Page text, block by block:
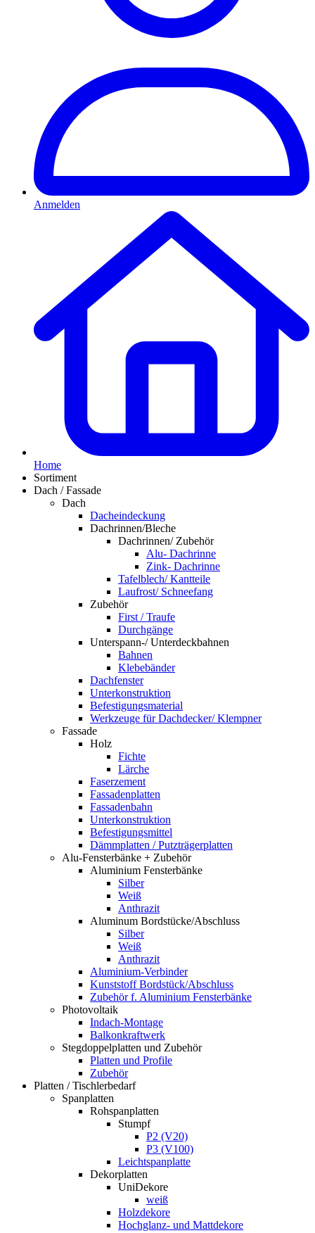
Anmelden
Home
Sortiment
Dach / Fassade
Dach
Dacheindeckung
Dachrinnen/Bleche
Dachrinnen/ Zubehör
Alu- Dachrinne
Zink- Dachrinne
Tafelblech/ Kantteile
Laufrost/ Schneefang
Zubehör
First / Traufe
Durchgänge
Unterspann-/ Unterdeckbahnen
Bahnen
Klebebänder
Dachfenster
Unterkonstruktion
Befestigungsmaterial
Werkzeuge für Dachdecker/ Klempner
Fassade
Holz
Fichte
Lärche
Faserzement
Fassadenplatten
Fassadenbahn
Unterkonstruktion
Befestigungsmittel
Dämmplatten / Putzträgerplatten
Alu-Fensterbänke + Zubehör
Aluminium Fensterbänke
Silber
Weiß
Anthrazit
Aluminum Bordstücke/Abschluss
Silber
Weiß
Anthrazit
Aluminium-Verbinder
Kunststoff Bordstück/Abschluss
Zubehör f. Aluminium Fensterbänke
Photovoltaik
Indach-Montage
Balkonkraftwerk
Stegdoppelplatten und Zubehör
Platten und Profile
Zubehör
Platten / Tischlerbedarf
Spanplatten
Rohspanplatten
Stumpf
P2 (V20)
P3 (V100)
Leichtspanplatte
Dekorplatten
UniDekore
weiß
Holzdekore
Hochglanz- und Mattdekore